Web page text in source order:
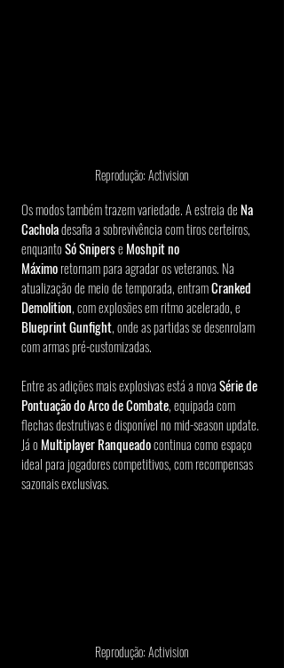
Reprodução: Activision
Os modos também trazem variedade. A estreia de Na
Cachola desafia a sobrevivência com tiros certeiros,
enquanto Só Snipers e Moshpit no
Máximo retornam para agradar os veteranos. Na
atualização de meio de temporada, entram Cranked
Demolition, com explosões em ritmo acelerado, e
Blueprint Gunfight, onde as partidas se desenrolam
com armas pré-customizadas.
Entre as adições mais explosivas está a nova Série de
Pontuação do Arco de Combate, equipada com
flechas destrutivas e disponível no mid-season update.
Já o Multiplayer Ranqueado continua como espaço
ideal para jogadores competitivos, com recompensas
sazonais exclusivas.
Reprodução: Activision